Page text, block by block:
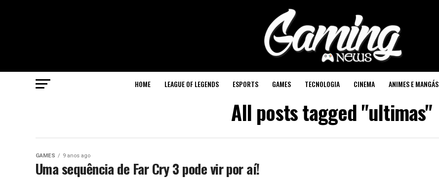
HOME LEAGUE OF LEGENDS ESPORTS GAMES TECNOLOGIA CINEMA ANIMES E MANGÁS
All posts tagged "ultimas"
GAMES 9 anos ago
Uma sequência de Far Cry 3 pode vir por aí!